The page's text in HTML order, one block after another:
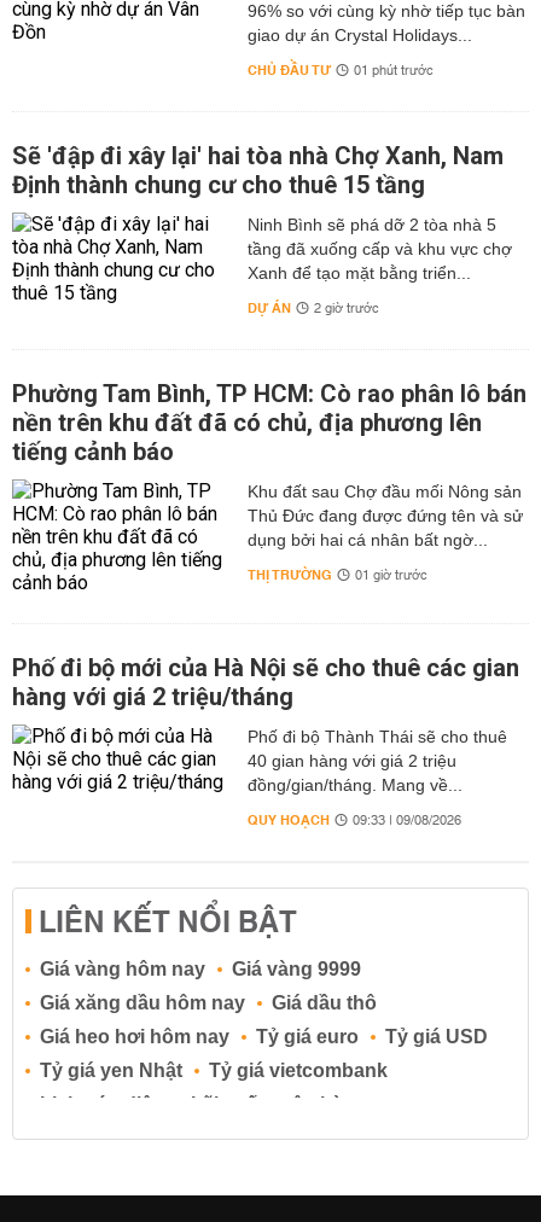
96% so với cùng kỳ nhờ tiếp tục bàn
giao dự án Crystal Holidays...
CHỦ ĐẦU TƯ 01 phút trước
Sẽ 'đập đi xây lại' hai tòa nhà Chợ Xanh, Nam
Định thành chung cư cho thuê 15 tầng
Ninh Bình sẽ phá dỡ 2 tòa nhà 5
tầng đã xuống cấp và khu vực chợ
Xanh để tạo mặt bằng triển...
DỰ ÁN 2 giờ trước
Phường Tam Bình, TP HCM: Cò rao phân lô bán
nền trên khu đất đã có chủ, địa phương lên
tiếng cảnh báo
Khu đất sau Chợ đầu mối Nông sản
Thủ Đức đang được đứng tên và sử
dụng bởi hai cá nhân bất ngờ...
THỊ TRƯỜNG 01 giờ trước
Phố đi bộ mới của Hà Nội sẽ cho thuê các gian
hàng với giá 2 triệu/tháng
Phố đi bộ Thành Thái sẽ cho thuê
40 gian hàng với giá 2 triệu
đồng/gian/tháng. Mang về...
QUY HOẠCH 09:33 | 09/08/2026
LIÊN KẾT NỔI BẬT
Giá vàng hôm nay
Giá vàng 9999
Giá xăng dầu hôm nay
Giá dầu thô
Giá heo hơi hôm nay
Tỷ giá euro
Tỷ giá USD
Tỷ giá yen Nhật
Tỷ giá vietcombank
Lịch cúp điện
Lãi suất ngân hàng
Lãi suất tiết kiệm
Lãi suất tiền gửi